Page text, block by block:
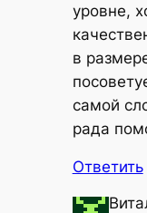
уровне,
в
самой
рада
Ответить